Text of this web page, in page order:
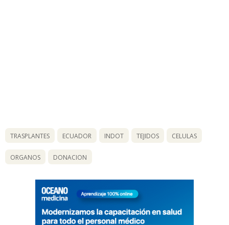
TRASPLANTES ECUADOR INDOT TEJIDOS CELULAS
ORGANOS DONACION